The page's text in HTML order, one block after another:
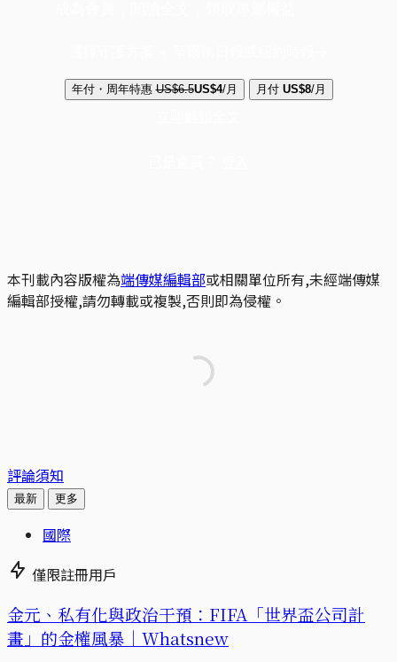
年付・周年特惠 US$6.5US$4/月 月付 US$8/月
本刊載內容版權為端傳媒編輯部或相關單位所有,未經端傳媒
編輯部授權,請勿轉載或複製,否則即為侵權。
評論須知
最新 更多
國際
僅限註冊用戶
金元、私有化與政治干預：FIFA「世界盃公司計
畫」的金權風暴｜Whatsnew